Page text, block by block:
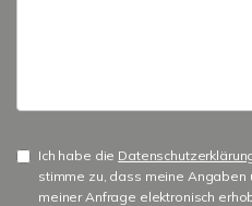
Ich habe die
stimme zu, dass meine Angaben
meiner Anfrage elektronisch